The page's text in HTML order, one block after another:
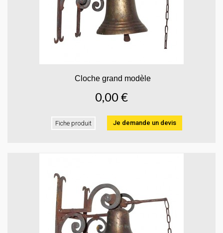
Cloche grand modèle
0,00 €
Fiche produit Je demande un devis